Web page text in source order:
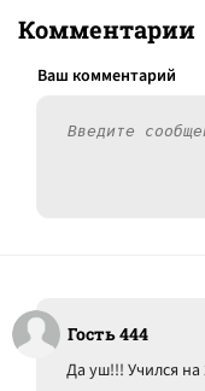
Комментарии
Гость 444
Да уш!!! Учился